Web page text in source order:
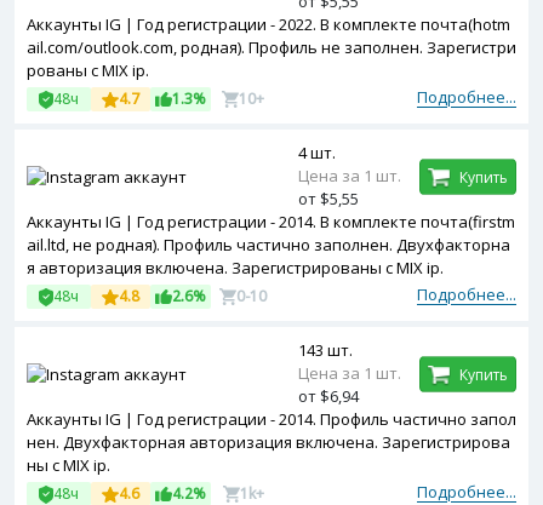
Аккаунты IG | Год регистрации - 2022. В комплекте почта(hotm
ail.com/outlook.com, родная). Профиль не заполнен. Зарегистри
рованы с MIX ip.
Подробнее...
48ч 4.7 1.3% 10+
Аккаунты IG | Год регистрации - 2014. В комплекте почта(firstm
ail.ltd, не родная). Профиль частично заполнен. Двухфакторна
я авторизация включена. Зарегистрированы с MIX ip.
Подробнее...
48ч 4.8 2.6% 0-10
4 шт.
Цена за 1 шт.
от $5,55
Купить
Аккаунты IG | Год регистрации - 2014. Профиль частично запол
нен. Двухфакторная авторизация включена. Зарегистрирова
ны с MIX ip.
Подробнее...
48ч 4.6 4.2% 1k+
143 шт.
Цена за 1 шт.
от $6,94
Купить